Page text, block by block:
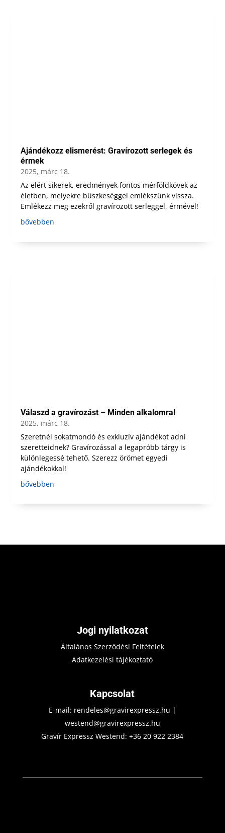
Ajándékozz elismerést: Gravírozott serlegek és
érmek
2025, márc 18.
Az elért sikerek, eredmények fontos mérföldkövek az
életben, melyekre büszkeséggel emlékszünk vissza.
Emlékezz meg ezekről gravírozott serleggel, érmével!
bővebben
Válaszd a gravírozást – Minden alkalomra!
2025, márc 18.
Szeretnél sokatmondó és exkluzív ajándékot adni
szeretteidnek? Gravírozással a legapróbb tárgy is
különlegessé tehető. Szerezz örömet egyedi
ajándékokkal!
bővebben
Jogi nyilatkozat
Általános Szerződési Feltételek
Adatkezelési tájékoztató
Kapcsolat
E-mail: rendeles@gravirexpressz.hu |
westend@gravirexpressz.hu
Gravír Expressz Westend:+36 20 922 2384